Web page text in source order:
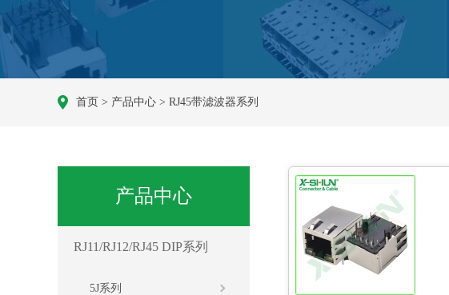
首页 > 产品中心 > RJ45带滤波器系列
产品中心
RJ11/RJ12/RJ45 DIP系列
5J系列